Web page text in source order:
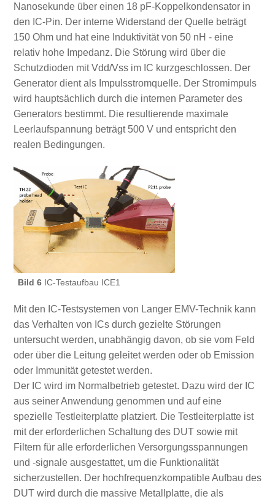
Nanosekunde über einen 18 pF-Koppelkondensator in
den IC-Pin. Der interne Widerstand der Quelle beträgt
150 Ohm und hat eine Induktivität von 50 nH - eine
relativ hohe Impedanz. Die Störung wird über die
Schutzdioden mit Vdd/Vss im IC kurzgeschlossen. Der
Generator dient als Impulsstromquelle. Der Stromimpuls
wird hauptsächlich durch die internen Parameter des
Generators bestimmt. Die resultierende maximale
Leerlaufspannung beträgt 500 V und entspricht den
realen Bedingungen.
Bild 6IC-Testaufbau ICE1
Mit den IC-Testsystemen von Langer EMV-Technik kann
das Verhalten von ICs durch gezielte Störungen
untersucht werden, unabhängig davon, ob sie vom Feld
oder über die Leitung geleitet werden oder ob Emission
oder Immunität getestet werden.
Der IC wird im Normalbetrieb getestet. Dazu wird der IC
aus seiner Anwendung genommen und auf eine
spezielle Testleiterplatte platziert. Die Testleiterplatte ist
mit der erforderlichen Schaltung des DUT sowie mit
Filtern für alle erforderlichen Versorgungsspannungen
und -signale ausgestattet, um die Funktionalität
sicherzustellen. Der hochfrequenzkompatible Aufbau des
DUT wird durch die massive Metallplatte, die als